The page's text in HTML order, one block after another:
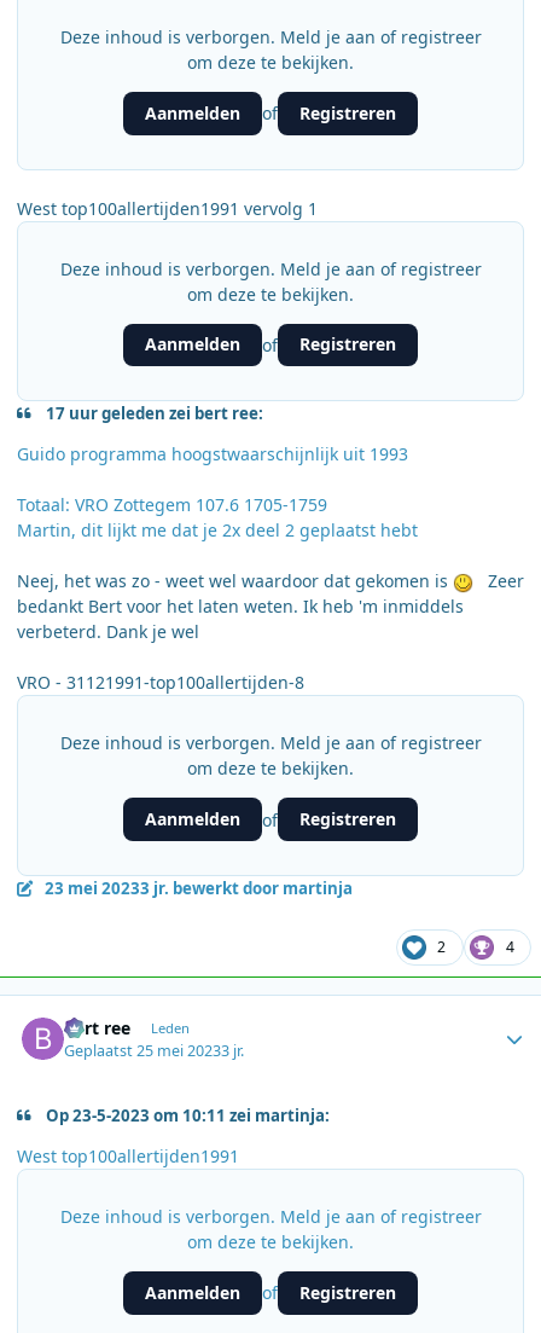
Deze inhoud is verborgen. Meld je aan of registreer
om deze te bekijken.
Aanmelden of Registreren
West top100allertijden1991 vervolg 1
Deze inhoud is verborgen. Meld je aan of registreer
om deze te bekijken.
Aanmelden of Registreren
17 uur geleden zei bert ree:
Guido programma hoogstwaarschijnlijk uit 1993
Totaal: VRO Zottegem 107.6 1705-1759
Martin, dit lijkt me dat je 2x deel 2 geplaatst hebt
Neej, het was zo - weet wel waardoor dat gekomen is
Zeer
bedankt Bert voor het laten weten. Ik heb 'm inmiddels
verbeterd. Dank je wel
VRO - 31121991-top100allertijden-8
Deze inhoud is verborgen. Meld je aan of registreer
om deze te bekijken.
Aanmelden of Registreren
23 mei 20233 jr. bewerkt door martinja
2 4
bert ree Leden
Geplaatst25 mei 20233 jr.
Op 23-5-2023 om 10:11 zei martinja:
West top100allertijden1991
Deze inhoud is verborgen. Meld je aan of registreer
om deze te bekijken.
Aanmelden of Registreren